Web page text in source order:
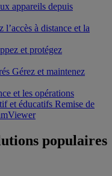
appareils depuis
l’accès à distance et la
et protégez
Gérez et maintenez
et les opérations
et éducatifs Remise de
populaires